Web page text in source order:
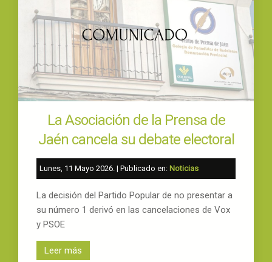
La Asociación de la Prensa de
Jaén cancela su debate electoral
Lunes, 11 Mayo 2026. | Publicado en: Noticias
La decisión del Partido Popular de no presentar a
su número 1 derivó en las cancelaciones de Vox
y PSOE
Leer más